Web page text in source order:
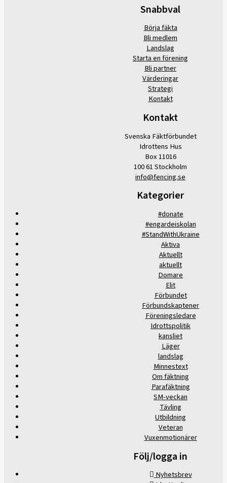
Snabbval
Börja fäkta
Bli medlem
Landslag
Starta en förening
Bli partner
Värderingar
Strategi
Kontakt
Kontakt
Svenska Fäktförbundet
Idrottens Hus
Box 11016
100 61 Stockholm
info@fencing.se
Kategorier
#donate
#engardeiskolan
#StandWithUkraine
Aktiva
Aktuellt
aktuellt
Domare
Elit
Förbundet
Förbundskaptener
Föreningsledare
Idrottspolitik
kansliet
Läger
landslag
Minnestext
Om fäktning
Parafäktning
SM-veckan
Tävling
Utbildning
Veteran
Vuxenmotionärer
Följ/logga in
Nyhetsbrev